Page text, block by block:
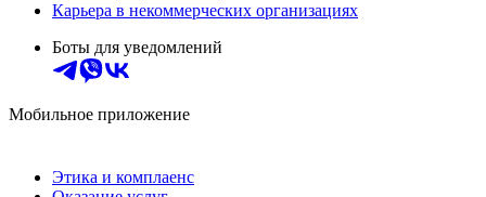
Карьера в некоммерческих организациях
Боты для уведомлений
Мобильное приложение
Этика и комплаенс